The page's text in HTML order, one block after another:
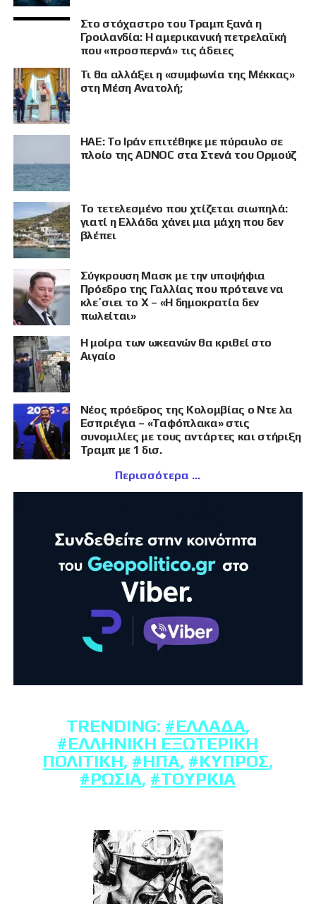
Στο στόχαστρο του Τραμπ ξανά η
Γροιλανδία: Η αμερικανική πετρελαϊκή
που «προσπερνά» τις άδειες
Τι θα αλλάξει η «συμφωνία της Μέκκας»
στη Μέση Ανατολή;
ΗΑΕ: Το Ιράν επιτέθηκε με πύραυλο σε
πλοίο της ADNOC στα Στενά του Ορμούζ
Το τετελεσμένο που χτίζεται σιωπηλά:
γιατί η Ελλάδα χάνει μια μάχη που δεν
βλέπει
Σύγκρουση Μασκ με την υποψήφια
Πρόεδρο της Γαλλίας που πρότεινε να
κλε΄σιει το X – «Η δημοκρατία δεν
πωλείται»
Η μοίρα των ωκεανών θα κριθεί στο
Αιγαίο
Νέος πρόεδρος της Κολομβίας ο Ντε λα
Εσπριέγια – «Ταφόπλακα» στις
συνομιλίες με τους αντάρτες και στήριξη
Τραμπ με 1 δισ.
Περισσότερα
TRENDING: #ΕΛΛΆΔΑ,
#ΕΛΛΗΝΙΚΉ ΕΞΩΤΕΡΙΚΉ
ΠΟΛΙΤΙΚΉ, #ΗΠΑ, #ΚΎΠΡΟΣ,
#ΡΩΣΊΑ, #ΤΟΥΡΚΊΑ